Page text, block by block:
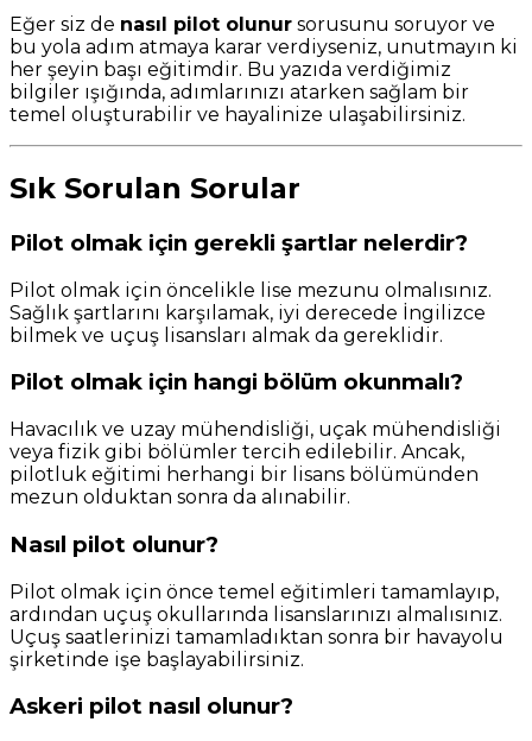
Eğer siz de nasıl pilot olunur sorusunu soruyor ve
bu yola adım atmaya karar verdiyseniz, unutmayın ki
her şeyin başı eğitimdir. Bu yazıda verdiğimiz
bilgiler ışığında, adımlarınızı atarken sağlam bir
temel oluşturabilir ve hayalinize ulaşabilirsiniz.
Sık Sorulan Sorular
Pilot olmak için gerekli şartlar nelerdir?
Pilot olmak için öncelikle lise mezunu olmalısınız.
Sağlık şartlarını karşılamak, iyi derecede İngilizce
bilmek ve uçuş lisansları almak da gereklidir.
Pilot olmak için hangi bölüm okunmalı?
Havacılık ve uzay mühendisliği, uçak mühendisliği
veya fizik gibi bölümler tercih edilebilir. Ancak,
pilotluk eğitimi herhangi bir lisans bölümünden
mezun olduktan sonra da alınabilir.
Nasıl pilot olunur?
Pilot olmak için önce temel eğitimleri tamamlayıp,
ardından uçuş okullarında lisanslarınızı almalısınız.
Uçuş saatlerinizi tamamladıktan sonra bir havayolu
şirketinde işe başlayabilirsiniz.
Askeri pilot nasıl olunur?